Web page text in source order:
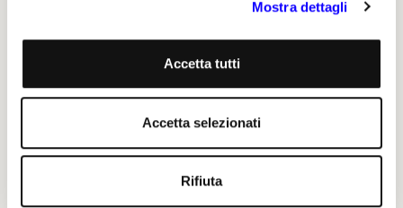
Mostra dettagli
Accetta tutti
Accetta selezionati
Rifiuta
«Rotocalco» (1969), che ruota attorno al tema
Andrea Granchi
succede in periferia» (1970) utilizza tecniche
Forti e differenti personalità artistiche del
percorso espositivo sono